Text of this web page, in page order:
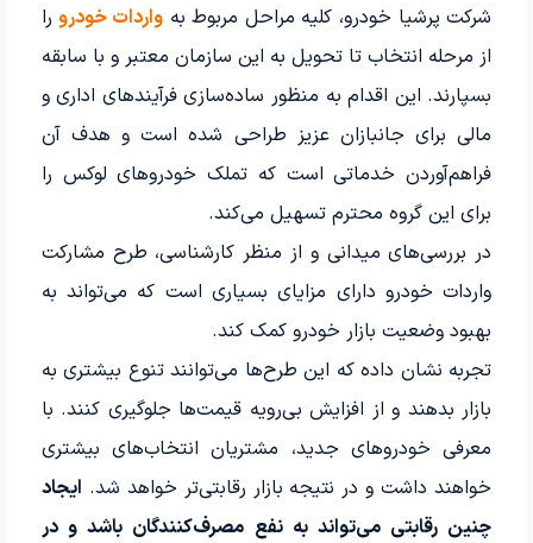
شرکت پرشیا خودرو، کلیه مراحل مربوط به واردات خودرورا
از مرحله انتخاب تا تحویل به این سازمان معتبر و با سابقه
بسپارند. این اقدام به منظور ساده‌سازی فرآیندهای اداری و
مالی برای جانبازان عزیز طراحی شده است و هدف آن
فراهم‌آوردن خدماتی است که تملک خودروهای لوکس را
برای این گروه محترم تسهیل می‌کند.
در بررسی‌های میدانی و از منظر کارشناسی، طرح مشارکت
واردات خودرو دارای مزایای بسیاری است که می‌تواند به
بهبود وضعیت بازار خودرو کمک کند.
تجربه نشان داده که این طرح‌ها می‌توانند تنوع بیشتری به
بازار بدهند و از افزایش بی‌رویه قیمت‌ها جلوگیری کنند. با
معرفی خودروهای جدید، مشتریان انتخاب‌های بیشتری
خواهند داشت و در نتیجه بازار رقابتی‌تر خواهد شد. ایجاد
چنین رقابتی می‌تواند به نفع مصرف‌کنندگان باشد و در